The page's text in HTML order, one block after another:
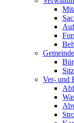
Ver- und